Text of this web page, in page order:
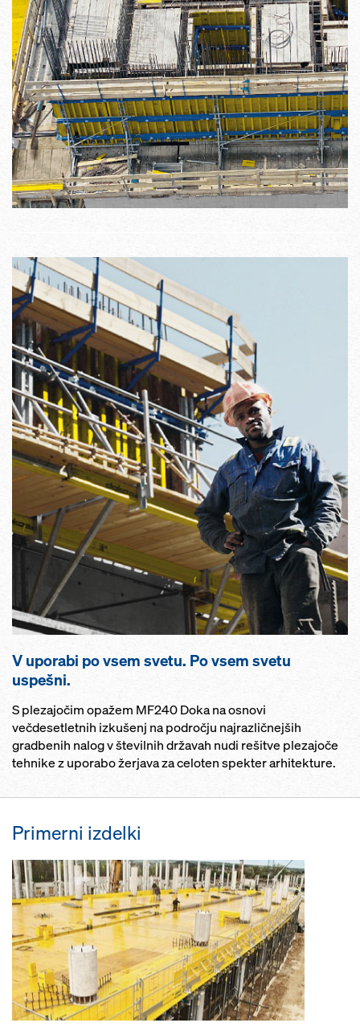
V uporabi po vsem svetu. Po vsem svetu
uspešni.
S plezajočim opažem MF240 Doka na osnovi
večdesetletnih izkušenj na področju najrazličnejših
gradbenih nalog v številnih državah nudi rešitve plezajoče
tehnike z uporabo žerjava za celoten spekter arhitekture.
Primerni izdelki